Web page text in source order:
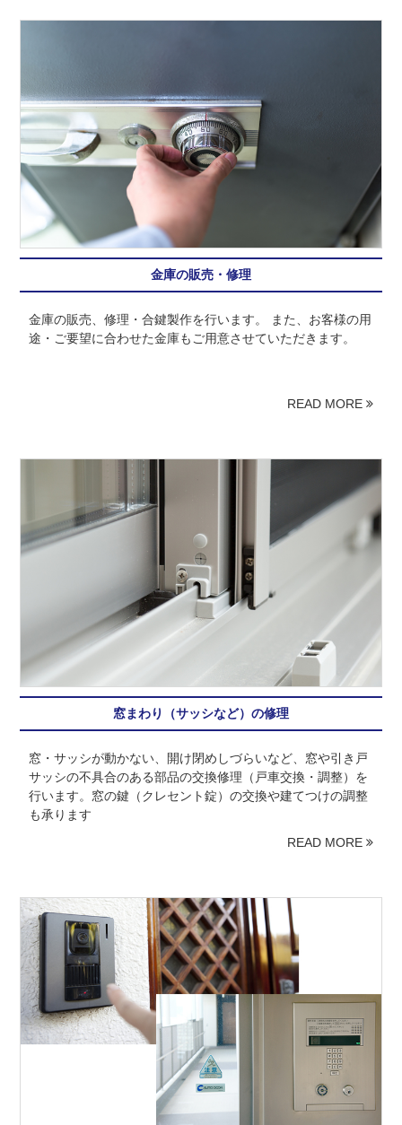
金庫の販売・修理
金庫の販売、修理・合鍵製作を行います。 また、お客様の用
途・ご要望に合わせた金庫もご用意させていただきます。
READ MORE
窓まわり（サッシなど）の修理
窓・サッシが動かない、開け閉めしづらいなど、窓や引き戸
サッシの不具合のある部品の交換修理（戸車交換・調整）を
行います。窓の鍵（クレセント錠）の交換や建てつけの調整
も承ります
READ MORE